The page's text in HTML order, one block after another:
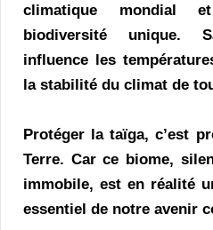
climatique mondial
biodiversité unique.
influence les
la stabilité du climat de
Protéger la taïga, c’est
Terre. Car ce biome,
immobile, est en réalité
essentiel de notre avenir